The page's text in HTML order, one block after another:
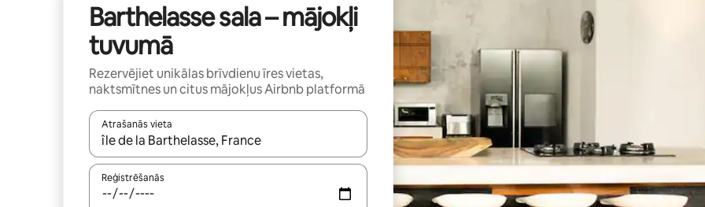
Barthelasse sala – mājokļi
tuvumā
Rezervējiet unikālas brīvdienu īres vietas,
naktsmītnes un citus mājokļus Airbnb platformā
Atrašanās vieta
Kad rezultāti kļūs pieejami, izmantojiet bultiņu uz augšu un uz leju vai izpētiet tos, pieskaroties ekrānam vai pavelkot pa
Reģistrēšanās